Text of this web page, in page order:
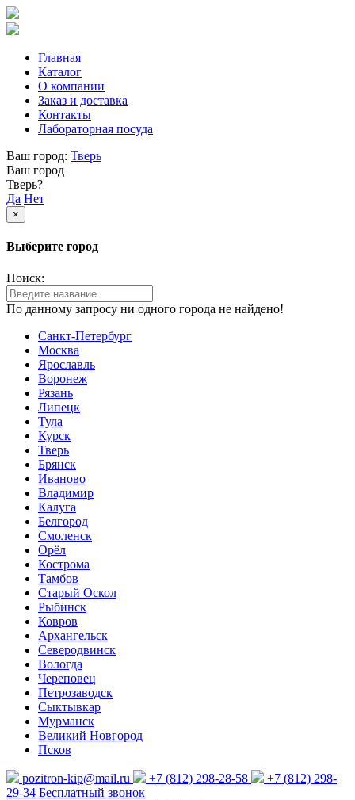
Главная
Каталог
О компании
Заказ и доставка
Контакты
Лабораторная посуда
Ваш город: Тверь
Ваш город
Тверь?
Да Нет
×
Выберите город
Поиск:
По данному запросу ни одного города не найдено!
Санкт-Петербург
Москва
Ярославль
Воронеж
Рязань
Липецк
Тула
Курск
Тверь
Брянск
Иваново
Владимир
Калуга
Белгород
Смоленск
Орёл
Кострома
Тамбов
Старый Оскол
Рыбинск
Ковров
Архангельск
Северодвинск
Вологда
Череповец
Петрозаводск
Сыктывкар
Мурманск
Великий Новгород
Псков
pozitron-kip@mail.ru +7 (812) 298-28-58
+7 (812) 298-
29-34 Бесплатный звонок